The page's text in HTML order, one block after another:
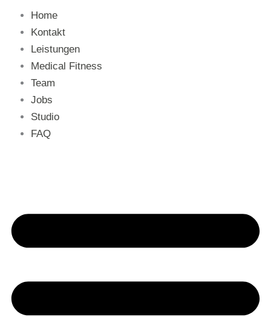
Home
Kontakt
Leistungen
Medical Fitness
Team
Jobs
Studio
FAQ